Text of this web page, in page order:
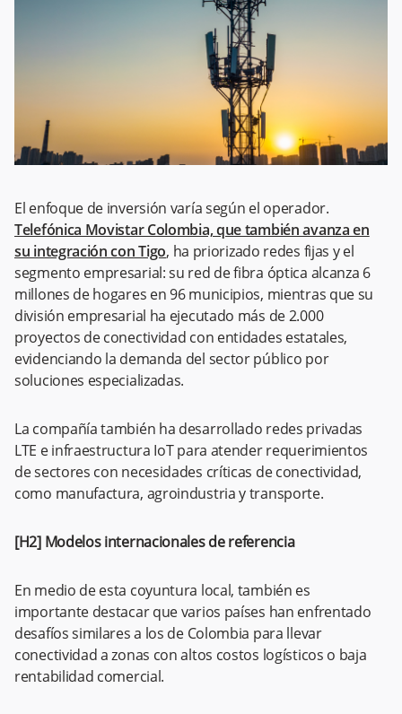
El enfoque de inversión varía según el operador.
Telefónica Movistar Colombia, que también avanza en
su integración con Tigo, ha priorizado redes fijas y el
segmento empresarial: su red de fibra óptica alcanza 6
millones de hogares en 96 municipios, mientras que su
división empresarial ha ejecutado más de 2.000
proyectos de conectividad con entidades estatales,
evidenciando la demanda del sector público por
soluciones especializadas.
La compañía también ha desarrollado redes privadas
LTE e infraestructura IoT para atender requerimientos
de sectores con necesidades críticas de conectividad,
como manufactura, agroindustria y transporte.
[H2] Modelos internacionales de referencia
En medio de esta coyuntura local, también es
importante destacar que varios países han enfrentado
desafíos similares a los de Colombia para llevar
conectividad a zonas con altos costos logísticos o baja
rentabilidad comercial.